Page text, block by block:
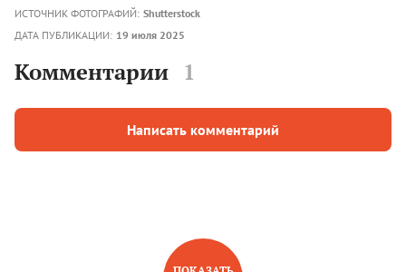
ИСТОЧНИК ФОТОГРАФИЙ: Shutterstock
ДАТА ПУБЛИКАЦИИ: 19 июля 2025
Комментарии 1
Написать комментарий